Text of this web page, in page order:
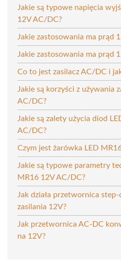
Jakie są typowe napięcia
12V AC/DC?
Jakie zastosowania ma prąd
Jakie zastosowania ma prąd
Co to jest zasilacz AC/DC i
Jakie są korzyści z używania
AC/DC?
Jakie są zalety użycia diod
AC/DC?
Czym jest żarówka LED
Jakie są typowe parametry
MR16 12V AC/DC?
Jak działa przetwornica
zasilania 12V?
Jak przetwornica AC-DC
na 12V?